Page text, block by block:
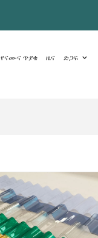
የናሙና ጥያቄ ዜና ድጋፍ